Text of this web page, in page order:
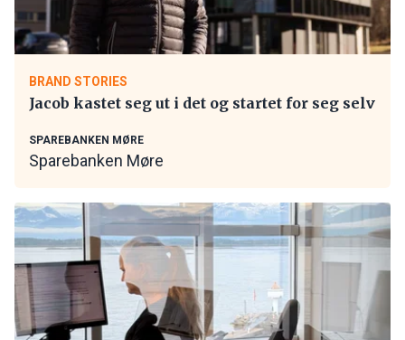
BRAND STORIES
Jacob kastet seg ut i det og startet for seg selv
SPAREBANKEN MØRE
Sparebanken Møre